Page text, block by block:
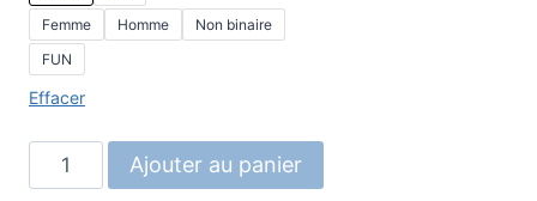
Femme
Homme
Non binaire
FUN
Effacer
quantité
de
Ajouter au panier